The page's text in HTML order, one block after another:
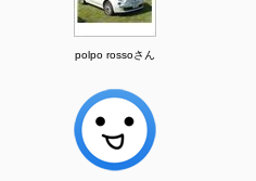
polpo rossoさん